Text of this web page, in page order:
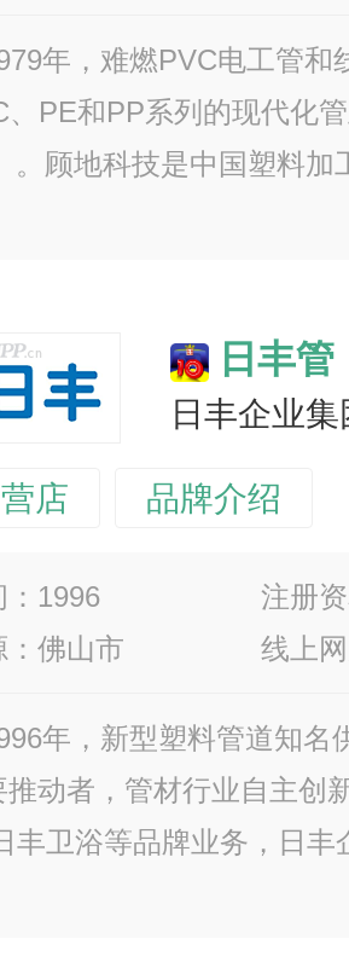
年，难燃PVC电工管和
、PE和PP系列的现代化
。顾地科技是中国塑料加
日丰管
日丰企业
店 品牌介绍
1996
注册
：佛山市
线上
年，新型塑料管道知名
推动者，管材行业自主创
丰卫浴等品牌业务，日丰